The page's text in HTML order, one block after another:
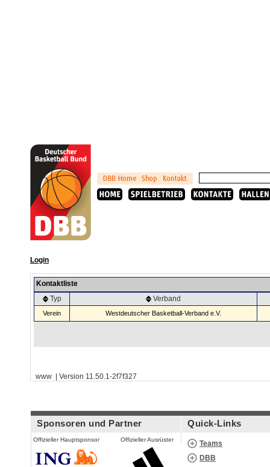
Login
Kontaktliste
Typ
Verband
Verein Westdeutscher Basketball-Verband e.V.
www | Version 11.50.1-2f7f327
Sponsoren und Partner
Offizieller Hauptsponsor Offizieller Ausrüster
Quick-Links
Teams
DBB